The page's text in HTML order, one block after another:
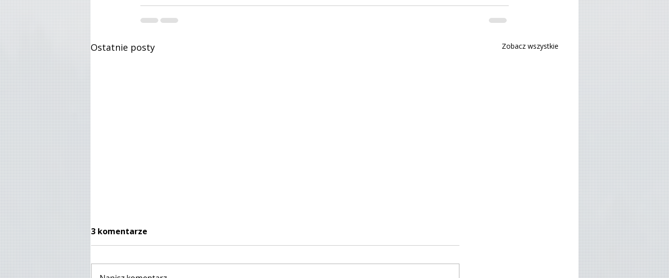
Ostatnie posty Zobacz wszystkie
3 komentarze